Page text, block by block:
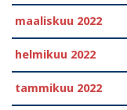
maaliskuu 2022
helmikuu 2022
tammikuu 2022